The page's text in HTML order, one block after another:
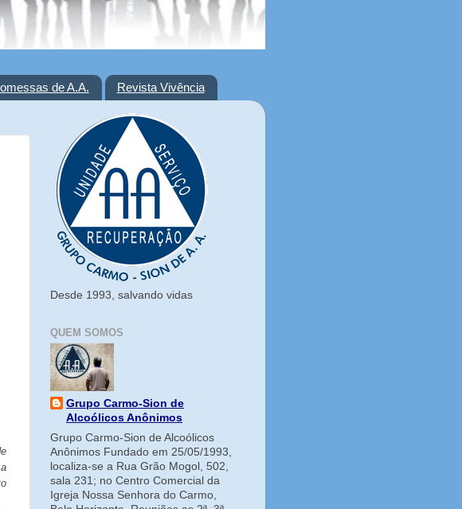
de A.A. Revista Vivência
Desde 1993, salvando vidas
QUEM SOMOS
Grupo Carmo-Sion de
Alcoólicos Anônimos
Grupo Carmo-Sion de Alcoólicos
Anônimos Fundado em 25/05/1993,
localiza-se a Rua Grão Mogol, 502,
sala 231; no Centro Comercial da
Igreja Nossa Senhora do Carmo,